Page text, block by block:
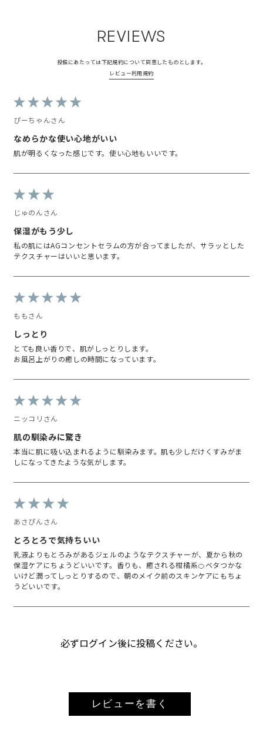
REVIEWS
投稿にあたっては下記規約について同意したものとします。
レビュー利用規約
ぴーちゃんさん
なめらかな使い心地がいい
肌が明るくなった感じです。使い心地もいいです。
じゅのんさん
保湿がもう少し
私の肌にはAGコンセントセラムの方が合ってましたが、サラッとした
テクスチャーはいいと思います。
ももさん
しっとり
とても良い香りで、肌がしっとりします。
お風呂上がりの癒しの時間になっています。
ニッコリさん
肌の馴染みに驚き
本当に肌に吸い込まれるように馴染みます。肌も少しだけくすみがま
しになってきたような気がします。
あさぴんさん
とろとろで気持ちいい
乳液よりもとろみがあるジェルのようなテクスチャーが、夏から秋の
保湿ケアにちょうどいいです。香りも、癒される柑橘系🍊ベタつかな
いけど潤ってしっとりするので、朝のメイク前のスキンケアにもちょ
うどいいです。
必ずログイン後に投稿ください。
レビューを書く